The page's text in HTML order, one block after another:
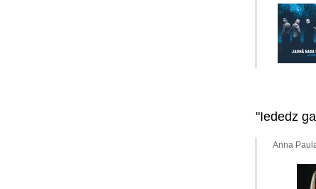
"Iededz
Anna